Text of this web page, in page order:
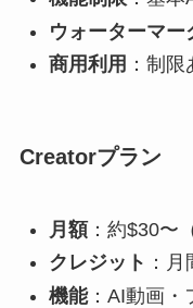
ウォーターマー
商用利用 ：制限
Creatorプラン
月額：約$30〜
クレジット ：
機能：AI動画・